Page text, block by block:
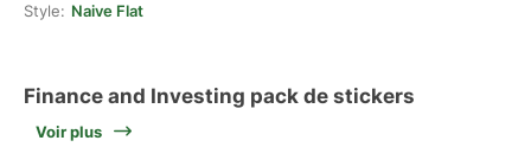
Style: Naive Flat
Finance and Investing pack de stickers
Voir plus